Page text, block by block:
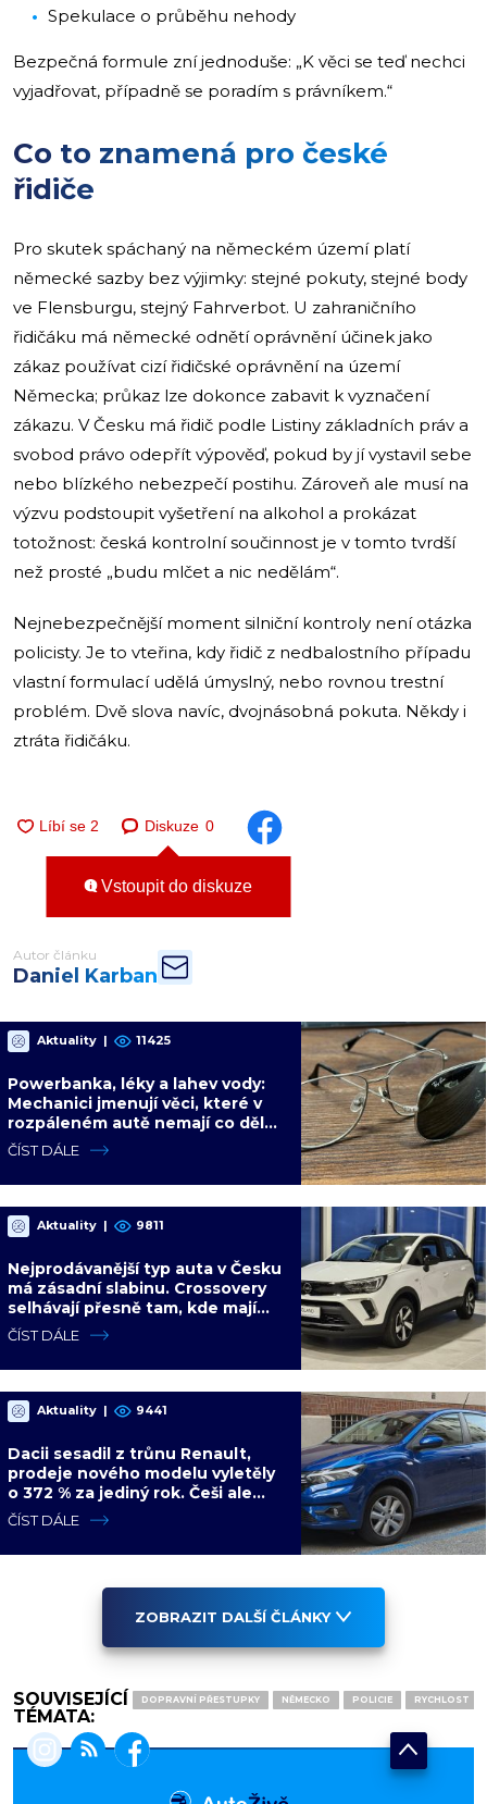
Spekulace o průběhu nehody
Bezpečná formule zní jednoduše: „K věci se teď nechci
vyjadřovat, případně se poradím s právníkem.“
Co to znamená pro české
řidiče
Pro skutek spáchaný na německém území platí
německé sazby bez výjimky: stejné pokuty, stejné body
ve Flensburgu, stejný Fahrverbot. U zahraničního
řidičáku má německé odnětí oprávnění účinek jako
zákaz používat cizí řidičské oprávnění na území
Německa; průkaz lze dokonce zabavit k vyznačení
zákazu. V Česku má řidič podle Listiny základních práv a
svobod právo odepřít výpověď, pokud by jí vystavil sebe
nebo blízkého nebezpečí postihu. Zároveň ale musí na
výzvu podstoupit vyšetření na alkohol a prokázat
totožnost: česká kontrolní součinnost je v tomto tvrdší
než prosté „budu mlčet a nic nedělám“.
Nejnebezpečnější moment silniční kontroly není otázka
policisty. Je to vteřina, kdy řidič z nedbalostního případu
vlastní formulací udělá úmyslný, nebo rovnou trestní
problém. Dvě slova navíc, dvojnásobná pokuta. Někdy i
ztráta řidičáku.
Diskuze 0
Vstoupit do diskuze
Autor článku
Daniel Karban
Aktuality | 11425
Powerbanka, léky a lahev vody:
Mechanici jmenují věci, které v
rozpáleném autě nemají co dělat.
Hrozí i požár
ČÍST DÁLE
Aktuality | 9811
Nejprodávanější typ auta v Česku
má zásadní slabinu. Crossovery
selhávají přesně tam, kde mají
být nejsilnější
ČÍST DÁLE
Aktuality | 9441
Dacii sesadil z trůnu Renault,
prodeje nového modelu vyletěly
o 372 % za jediný rok. Češi ale
jedou svojí pohádku
ČÍST DÁLE
ZOBRAZIT DALŠÍ ČLÁNKY
SOUVISEJÍCÍ
TÉMATA:
DOPRAVNÍ PŘESTUPKY NĚMECKO POLICIE RYCHLOST